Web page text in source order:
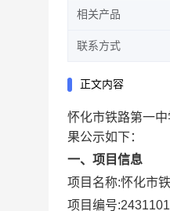
相关产品
联系方式
正文内容
怀化市铁路第一
果公示如下：
一、项目信息
项目名称:怀化市
项目编号: